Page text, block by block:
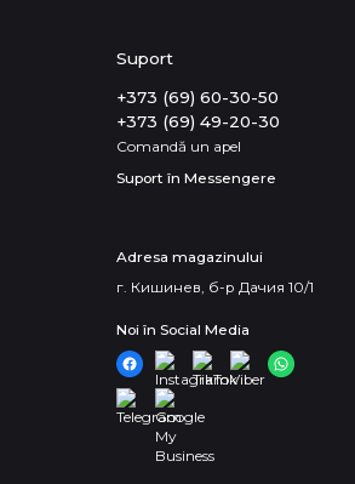
Suport
+373 (69) 60-30-50
+373 (69) 49-20-30
Comandă un apel
Suport în Messengere
Adresa magazinului
г. Кишинев, б-р Дачия 10/1
Noi în Social Media